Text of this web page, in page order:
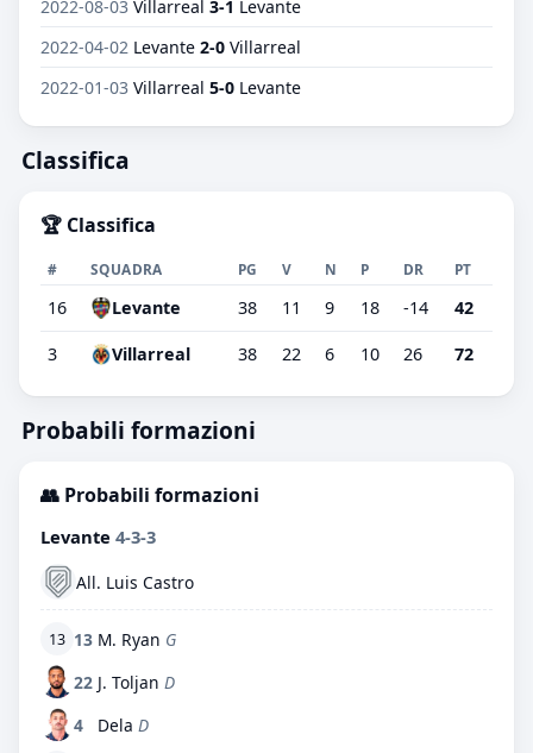
2022-08-03 Villarreal 3-1 Levante
2022-04-02 Levante 2-0 Villarreal
2022-01-03 Villarreal 5-0 Levante
Classifica
🏆 Classifica
# SQUADRA PG V N P DR PT
16 Levante 38 11 9 18 -14 42
3 Villarreal 38 22 6 10 26 72
Probabili formazioni
👥 Probabili formazioni
Levante 4-3-3
All. Luis Castro
13 13 M. Ryan G
22 J. Toljan D
4
Dela D